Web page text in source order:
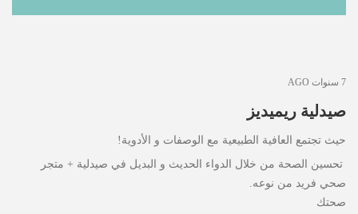
7 سنوات AGO
صيدلية ريميديز
حيث تجتمع العافية الطبيعية مع الوصفات و الأدوية!
تحسين الصحة من خلال الدواء الحديث و البديل في صيدلية + متجر
صحي فريد من نوعه.
صحتك